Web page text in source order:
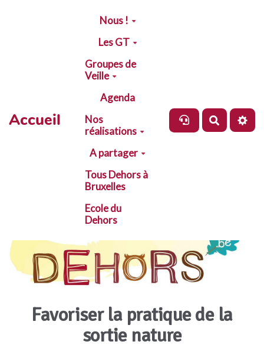
Aller au contenu principal
Accueil
Nous !
Les GT
Groupes de
Veille
Agenda
Nos
réalisations
A partager
Tous Dehors à
Bruxelles
Ecole du
Dehors
Favoriser la pratique de la
sortie nature